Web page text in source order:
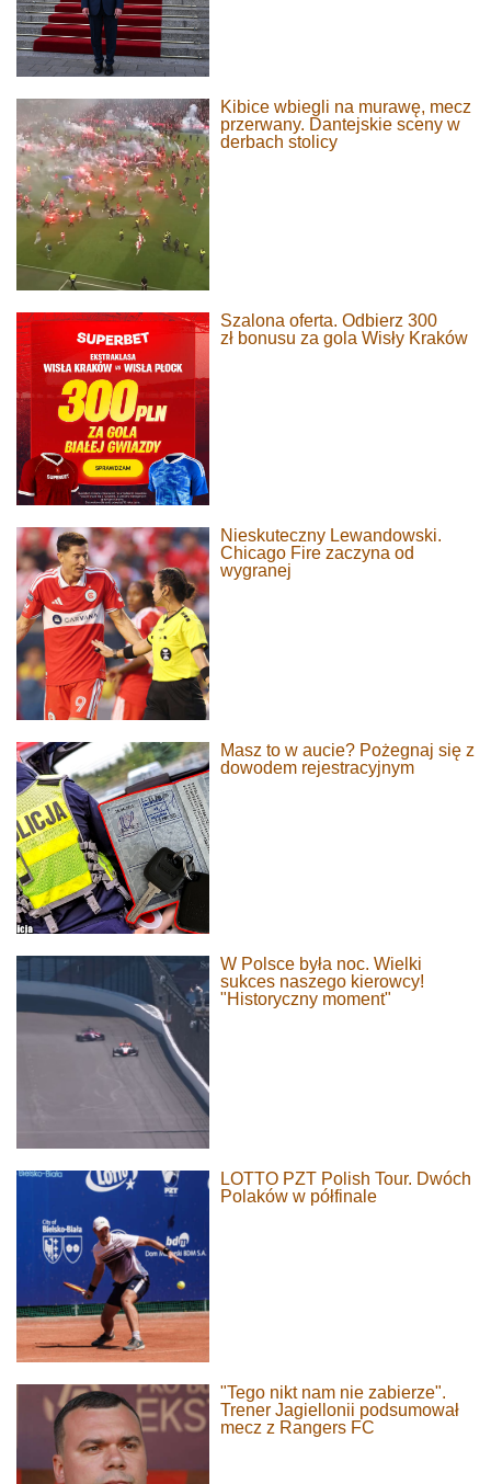
Kibice wbiegli na murawę, mecz
przerwany. Dantejskie sceny w
derbach stolicy
Szalona oferta. Odbierz 300
zł bonusu za gola Wisły Kraków
Nieskuteczny Lewandowski.
Chicago Fire zaczyna od
wygranej
Masz to w aucie? Pożegnaj się z
dowodem rejestracyjnym
W Polsce była noc. Wielki
sukces naszego kierowcy!
"Historyczny moment"
LOTTO PZT Polish Tour. Dwóch
Polaków w półfinale
"Tego nikt nam nie zabierze".
Trener Jagiellonii podsumował
mecz z Rangers FC